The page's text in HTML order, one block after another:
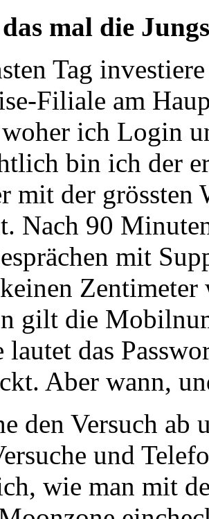
mal die
Tag
Filiale am
ich Login
bin ich der
mit der
Nach 90
mit
gilt die
das
Aber wann,
den Versuch ab
und
wie man mit